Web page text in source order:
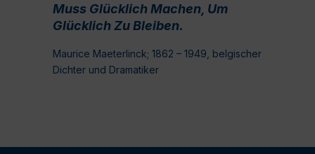
Muss Glücklich Machen, Um
Glücklich Zu Bleiben.
Maurice Maeterlinck; 1862 – 1949, belgischer
Dichter und Dramatiker